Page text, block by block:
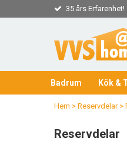
35 års Erfarenhet!
Badrum Kök &
Hem > Reservdelar>
Reservdelar